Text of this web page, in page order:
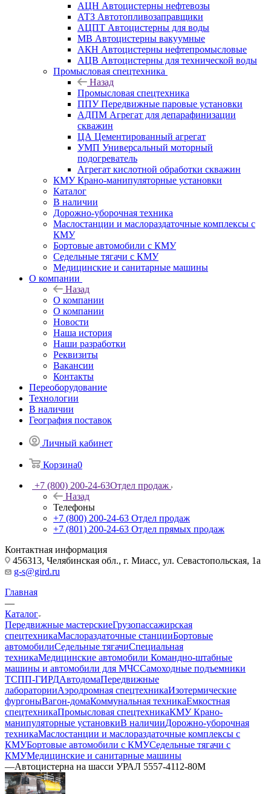
АЦН Автоцистерны нефтевозы
АТЗ Автотопливозаправщики
АЦПТ Автоцистерны для воды
МВ Автоцистерны вакуумные
АКН Автоцистерны нефтепромысловые
АЦВ Автоцистерны для технической воды
Промысловая спецтехника
Назад
Промысловая спецтехника
ППУ Передвижные паровые установки
АДПМ Агрегат для депарафинизации
скважин
ЦА Цементированный агрегат
УМП Универсальный моторный
подогреватель
Агрегат кислотной обработки скважин
КМУ Крано-манипуляторные установки
Каталог
В наличии
Дорожно-уборочная техника
Маслостанции и маслораздаточные комплексы с
КМУ
Бортовые автомобили с КМУ
Седельные тягачи с КМУ
Медицинские и санитарные машины
О компании
Назад
О компании
О компании
Новости
Наша история
Наши разработки
Реквизиты
Вакансии
Контакты
Переоборудование
Технологии
В наличии
География поставок
Личный кабинет
Корзина0
+7 (800) 200-24-63Отдел продаж
Назад
Телефоны
+7 (800) 200-24-63 Отдел продаж
+7 (801) 200-24-63 Отдел прямых продаж
Контактная информация
456313, Челябинская обл., г. Миасс, ул. Севастопольская, 1а
g-s@gird.ru
Главная
—
Каталог
Передвижные мастерскиеГрузопассажирская
спецтехникаМаслораздаточные станцииБортовые
автомобилиСедельные тягачиСпециальная
техникаМедицинские автомобили Командно-штабные
машины и автомобили для МЧССамоходные подъемники
ТСПП-ГИРДАвтодомаПередвижные
лабораторииАэродромная спецтехникаИзотермические
фургоныВагон-домаКоммунальная техникаЕмкостная
спецтехникаПромысловая спецтехникаКМУ Крано-
манипуляторные установкиВ наличииДорожно-уборочная
техникаМаслостанции и маслораздаточные комплексы с
КМУБортовые автомобили с КМУСедельные тягачи с
КМУМедицинские и санитарные машины
—Автоцистерна на шасси УРАЛ 5557-4112-80М